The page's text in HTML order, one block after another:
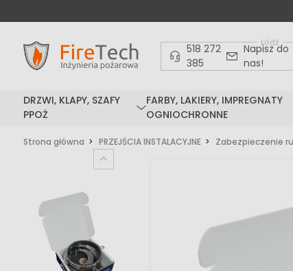
Łódź
518 272
385
Napisz do
nas!
DRZWI, KLAPY, SZAFY
PPOŻ
FARBY, LAKIERY, IMPREGNATY
OGNIOCHRONNE
Strona główna PRZEJŚCIA INSTALACYJNE Zabezpieczenie